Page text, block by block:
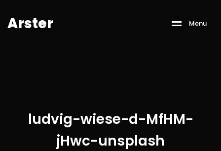
Arster Menu
ludvig-wiese-d-MfHM-
jHwc-unsplash